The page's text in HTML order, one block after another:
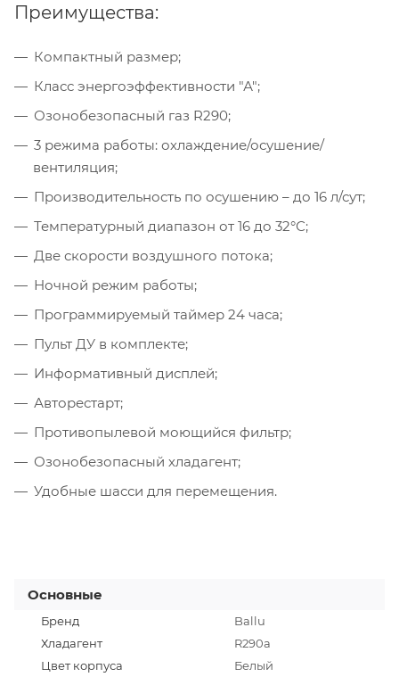
Преимущества:
Компактный размер;
Класс энергоэффективности "А";
Озонобезопасный газ R290;
3 режима работы: охлаждение/осушение/
вентиляция;
Производительность по осушению – до 16 л/сут;
Температурный диапазон от 16 до 32°С;
Две скорости воздушного потока;
Ночной режим работы;
Программируемый таймер 24 часа;
Пульт ДУ в комплекте;
Информативный дисплей;
Авторестарт;
Противопылевой моющийся фильтр;
Озонобезопасный хладагент;
Удобные шасси для перемещения.
Основные
Бренд
Ballu
Хладагент
R290a
Цвет корпуса
Белый